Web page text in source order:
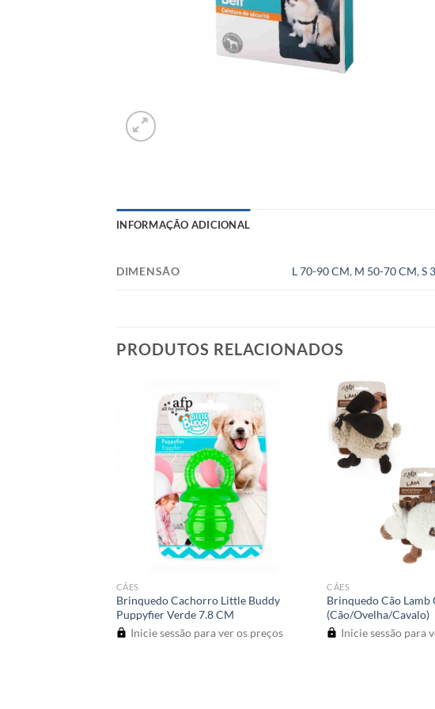
INFORMAÇÃO ADICIONAL
DIMENSÃO L 70-90 CM, M 50-70 CM,S
PRODUTOS RELACIONADOS
CÃES
Brinquedo Cachorro Little Buddy
Puppyfier Verde 7.8 CM
Inicie sessão para ver os preços
CÃES
Brinquedo Cão Lamb
(Cão/Ovelha/Cavalo)
Inicie sessão para